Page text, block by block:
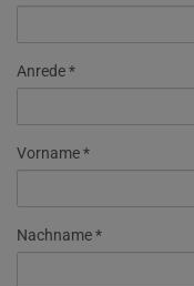
Anrede
Vorname
Nachname